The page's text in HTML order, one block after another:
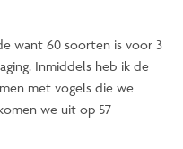
want 60 soorten is voor 3
Inmiddels heb ik de
met vogels die we
we uit op 57